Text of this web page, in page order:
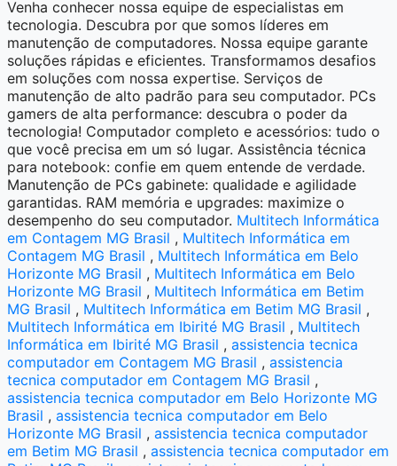
Venha conhecer nossa equipe de especialistas em
tecnologia. Descubra por que somos líderes em
manutenção de computadores. Nossa equipe garante
soluções rápidas e eficientes. Transformamos desafios
em soluções com nossa expertise. Serviços de
manutenção de alto padrão para seu computador. PCs
gamers de alta performance: descubra o poder da
tecnologia! Computador completo e acessórios: tudo o
que você precisa em um só lugar. Assistência técnica
para notebook: confie em quem entende de verdade.
Manutenção de PCs gabinete: qualidade e agilidade
garantidas. RAM memória e upgrades: maximize o
desempenho do seu computador. Multitech Informática
em Contagem MG Brasil , Multitech Informática em
Contagem MG Brasil , Multitech Informática em Belo
Horizonte MG Brasil , Multitech Informática em Belo
Horizonte MG Brasil , Multitech Informática em Betim
MG Brasil , Multitech Informática em Betim MG Brasil ,
Multitech Informática em Ibirité MG Brasil , Multitech
Informática em Ibirité MG Brasil ,assistencia tecnica
computador em Contagem MG Brasil ,assistencia
tecnica computador em Contagem MG Brasil ,
assistencia tecnica computador em Belo Horizonte MG
Brasil ,assistencia tecnica computador em Belo
Horizonte MG Brasil ,assistencia tecnica computador
em Betim MG Brasil ,assistencia tecnica computador em